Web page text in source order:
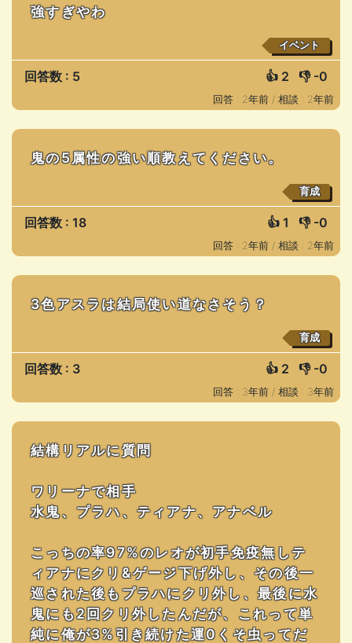
強すぎやわ
イベント
回答数 : 5 👍 2 👎 -0
回答 : 2年前 / 相談 : 2年前
鬼の5属性の強い順教えてください。
育成
回答数 : 18 👍 1 👎 -0
回答 : 2年前 / 相談 : 2年前
3色アスラは結局使い道なさそう？
育成
回答数 : 3 👍 2 👎 -0
回答 : 3年前 / 相談 : 3年前
結構リアルに質問
ワリーナで相手
水鬼、プラハ、ティアナ、アナベル
こっちの率97%のレオが初手免疫無しテ
ィアナにクリ&ゲージ下げ外し、その後一
巡された後もプラハにクリ外し、最後に水
鬼にも2回クリ外したんだが、これって単
純に俺が3%引き続けた運0くそ虫ってだ